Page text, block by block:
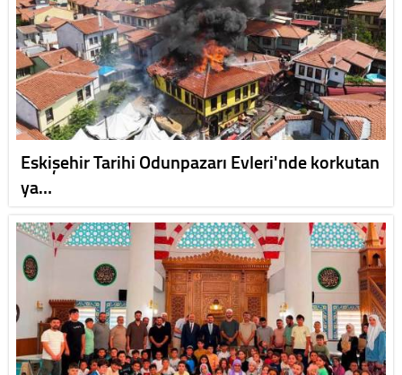
Eskişehir Tarihi Odunpazarı Evleri'nde korkutan
ya…